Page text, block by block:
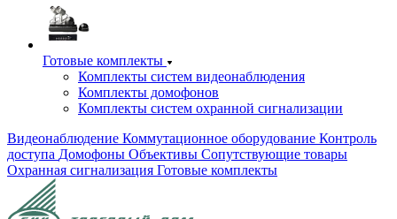
Готовые комплекты
Комплекты систем видеонаблюдения
Комплекты домофонов
Комплекты систем охранной сигнализации
Видеонаблюдение Коммутационное оборудование Контроль
доступа Домофоны Объективы Сопутствующие товары
Охранная сигнализация Готовые комплекты